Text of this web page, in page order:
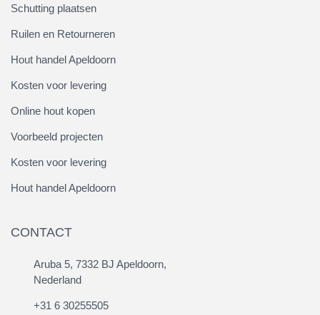
Schutting plaatsen
Ruilen en Retourneren
Hout handel Apeldoorn
Kosten voor levering
Online hout kopen
Voorbeeld projecten
Kosten voor levering
Hout handel Apeldoorn
CONTACT
Aruba 5, 7332 BJ Apeldoorn,
Nederland
+31 6 30255505